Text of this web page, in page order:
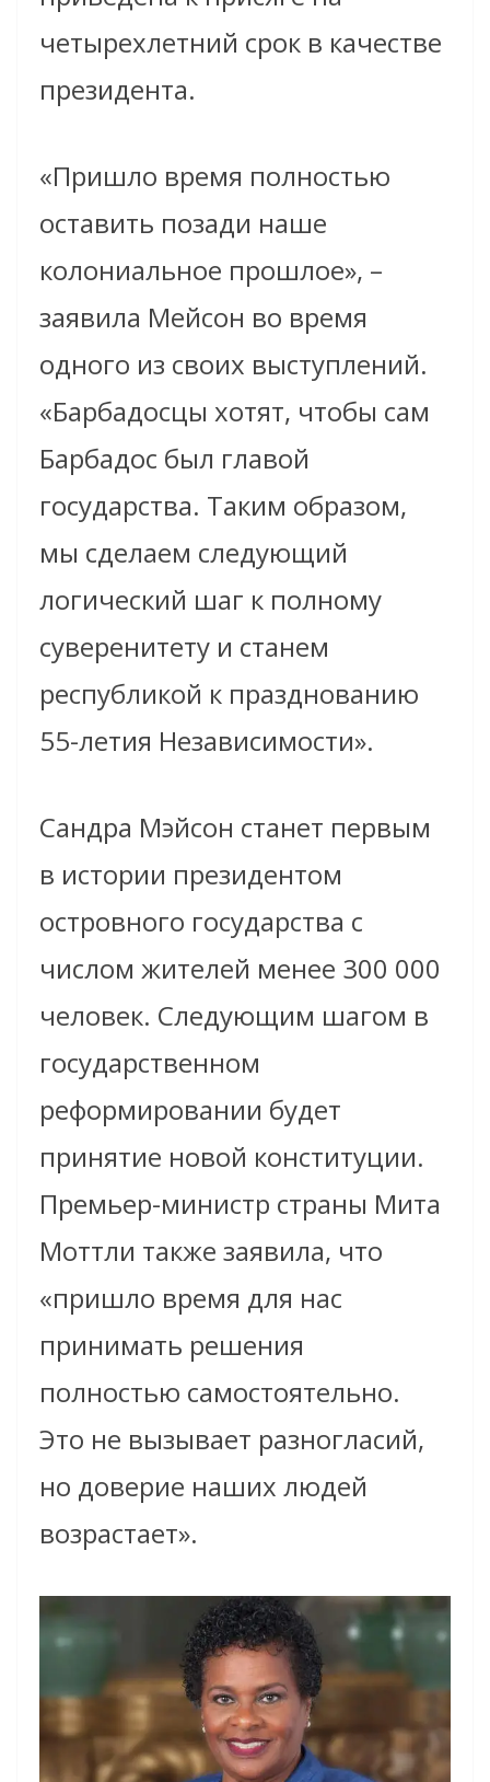
четырехлетний срок в качестве
президента.
«Пришло время полностью
оставить позади наше
колониальное прошлое», –
заявила Мейсон во время
одного из своих выступлений.
«Барбадосцы хотят, чтобы сам
Барбадос был главой
государства. Таким образом,
мы сделаем следующий
логический шаг к полному
суверенитету и станем
республикой к празднованию
55-летия Независимости».
Сандра Мэйсон станет первым
в истории президентом
островного государства с
числом жителей менее 300 000
человек. Следующим шагом в
государственном
реформировании будет
принятие новой конституции.
Премьер-министр страны Мита
Моттли также заявила, что
«пришло время для нас
принимать решения
полностью самостоятельно.
Это не вызывает разногласий,
но доверие наших людей
возрастает».